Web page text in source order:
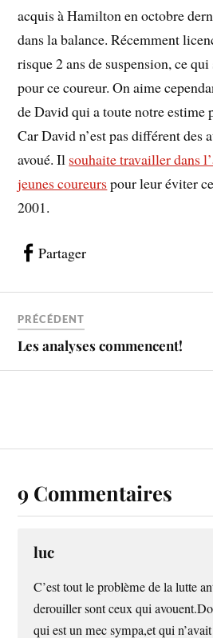
acquis à Hamilton en octobre
dans la balance. Récemment
risque 2 ans de suspension, ce
pour ce coureur. On aime
de David qui a toute notre estime
Car David n’est pas différent des
avoué. Il souhaite travailler dans
jeunes coureurs pour leur éviter
2001.
Partager
PRÉCÉDENT
Les analyses commencent!
9 Commentaires
luc
C’est tout le problème de la lutte
derouiller sont ceux qui
qui est un mec sympa,et qui